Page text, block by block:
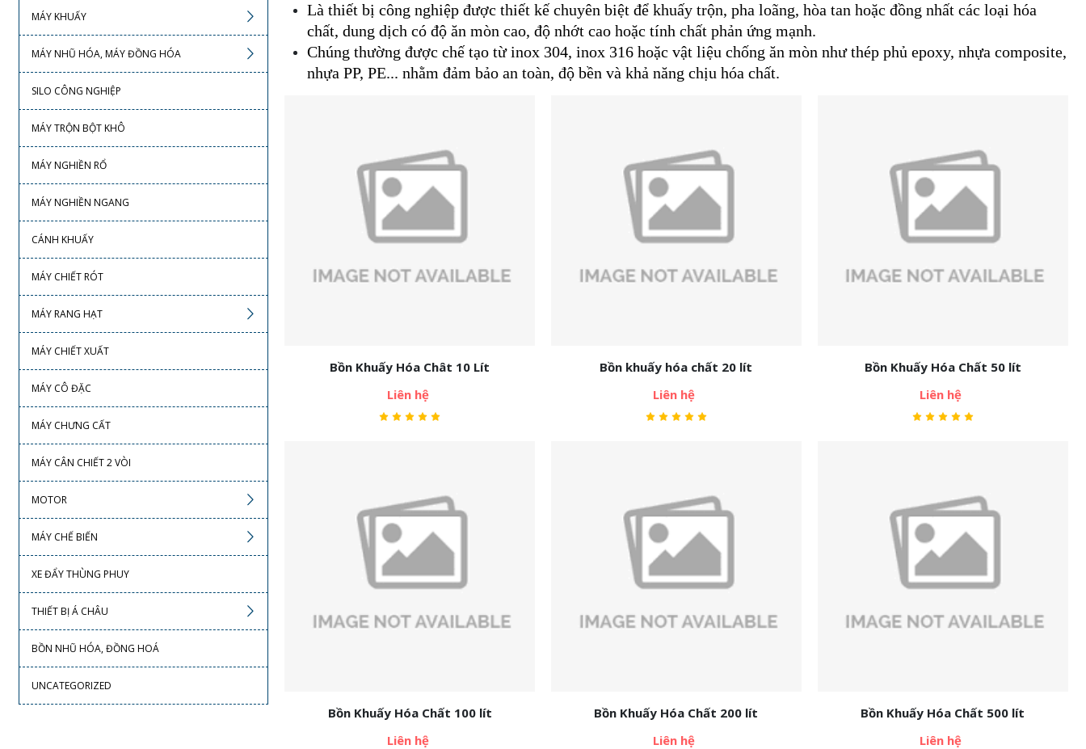
Là thiết bị công nghiệp được thiết kế chuyên biệt để khuấy trộn, pha loãng, hòa tan hoặc đồng nhất các loại hóa
chất, dung dịch có độ ăn mòn cao, độ nhớt cao hoặc tính chất phản ứng mạnh.
Chúng thường được chế tạo từ inox 304, inox 316 hoặc vật liệu chống ăn mòn như thép phủ epoxy, nhựa composite,
nhựa PP, PE... nhằm đảm bảo an toàn, độ bền và khả năng chịu hóa chất.
Bồn Khuấy Hóa Chât 10 Lít
Liên hệ
Bồn khuấy hóa chất 20 lít
Liên hệ
Bồn Khuấy Hóa Chất 50 lít
Liên hệ
Bồn Khuấy Hóa Chất 100 lít
Liên hệ
Bồn Khuấy Hóa Chất 200 lít
Liên hệ
Bồn Khuấy Hóa Chất 500 lít
Liên hệ
MÁY KHUẤY
MÁY NHŨ HÓA, MÁY ĐỒNG HÓA
SILO CÔNG NGHIỆP
MÁY TRỘN BỘT KHÔ
MÁY NGHIỀN RỔ
MÁY NGHIỀN NGANG
CÁNH KHUẤY
MÁY CHIẾT RÓT
MÁY RANG HẠT
MÁY CHIẾT XUẤT
MÁY CÔ ĐẶC
MÁY CHƯNG CẤT
MÁY CÂN CHIẾT 2 VÒI
MOTOR
MÁY CHẾ BIẾN
XE ĐẨY THÙNG PHUY
THIẾT BỊ Á CHÂU
BỒN NHŨ HÓA, ĐỒNG HOÁ
UNCATEGORIZED